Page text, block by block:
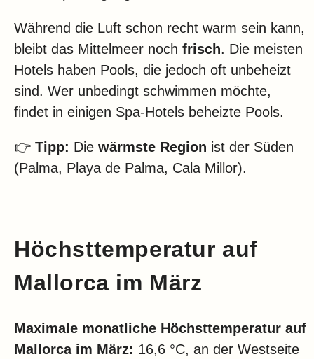
Während die Luft schon recht warm sein kann,
bleibt das Mittelmeer noch frisch. Die meisten
Hotels haben Pools, die jedoch oft unbeheizt
sind. Wer unbedingt schwimmen möchte,
findet in einigen Spa-Hotels beheizte Pools.
👉 Tipp: Die wärmste Region ist der Süden
(Palma, Playa de Palma, Cala Millor).
Höchsttemperatur auf
Mallorca im März
Maximale monatliche Höchsttemperatur auf
Mallorca im März: 16,6 °C, an der Westseite